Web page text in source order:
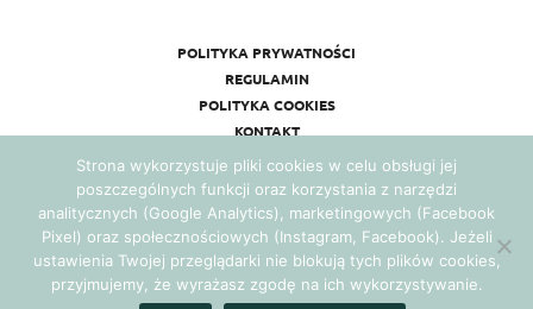
POLITYKA PRYWATNOŚCI
REGULAMIN
POLITYKA COOKIES
KONTAKT
Realizacja: Agencja Marketingowa Ambitnamarka.pl
Strona wykorzystuje pliki cookies w celu obsługi jej
poszczególnych funkcji oraz korzystania z narzędzi
analitycznych (Google Analytics), marketingowych (Facebook
Pixel) oraz społecznościowych (Instagram, Facebook). Jeżeli
ustawienia Twojej przeglądarki nie blokują tych plików cookies,
przyjmujemy, że wyrażasz zgodę na ich wykorzystywanie.